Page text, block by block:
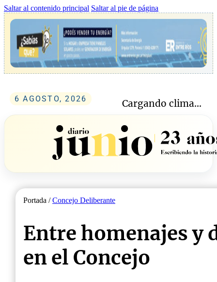
Saltar al contenido principal Saltar al pie de página
6 AGOSTO, 2026 Cargando clima...
Portada /Concejo Deliberante
Entre homenajes y
en el Concejo